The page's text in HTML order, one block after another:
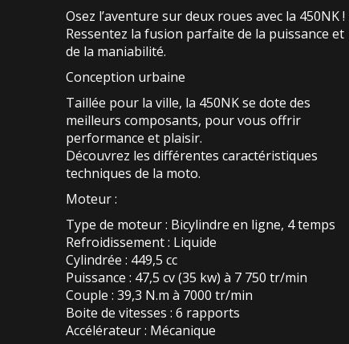
Osez l’aventure sur deux roues avec la 450NK !
Ressentez la fusion parfaite de la puissance et
de la maniabilité.
Conception urbaine
Taillée pour la ville, la 450NK se dote des
meilleurs composants, pour vous offrir
performance et plaisir.
Découvrez les différentes caractéristiques
techniques de la moto.
Moteur :
Type de moteur : Bicylindre en ligne, 4 temps
Refroidissement : Liquide
Cylindrée : 449,5 cc
Puissance : 47,5 cv (35 kw) à 7 750 tr/min
Couple : 39,3 N.m à 7000 tr/min
Boite de vitesses : 6 rapports
Accélérateur : Mécanique